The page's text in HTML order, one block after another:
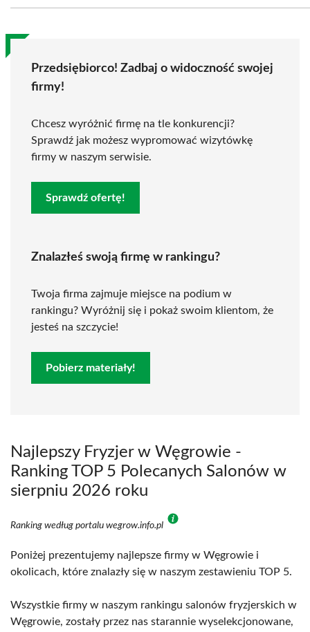
Przedsiębiorco! Zadbaj o widoczność swojej
firmy!
Chcesz wyróżnić firmę na tle konkurencji?
Sprawdź jak możesz wypromować wizytówkę
firmy w naszym serwisie.
Sprawdź ofertę!
Znalazłeś swoją firmę w rankingu?
Twoja firma zajmuje miejsce na podium w
rankingu? Wyróżnij się i pokaż swoim klientom, że
jesteś na szczycie!
Pobierz materiały!
Najlepszy Fryzjer w Węgrowie -
Ranking TOP 5 Polecanych Salonów w
sierpniu 2026 roku
Ranking według portalu wegrow.info.pl
Poniżej prezentujemy najlepsze firmy w Węgrowie i
okolicach, które znalazły się w naszym zestawieniu TOP 5.
Wszystkie firmy w naszym rankingu salonów fryzjerskich w
Węgrowie, zostały przez nas starannie wyselekcjonowane,